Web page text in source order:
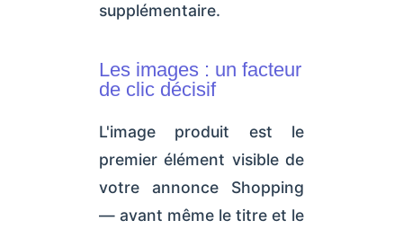
supplémentaire.
Les images : un facteur
de clic décisif
L'image produit est le
premier élément visible de
votre annonce Shopping
— avant même le titre et le